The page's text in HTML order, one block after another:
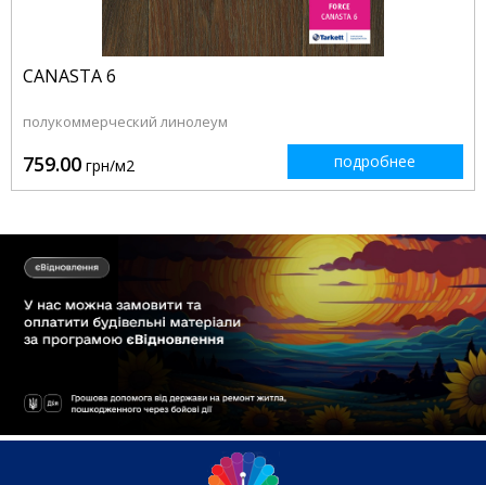
CANASTA 6
полукоммерческий линолеум
759.00 грн/м2 подробнее